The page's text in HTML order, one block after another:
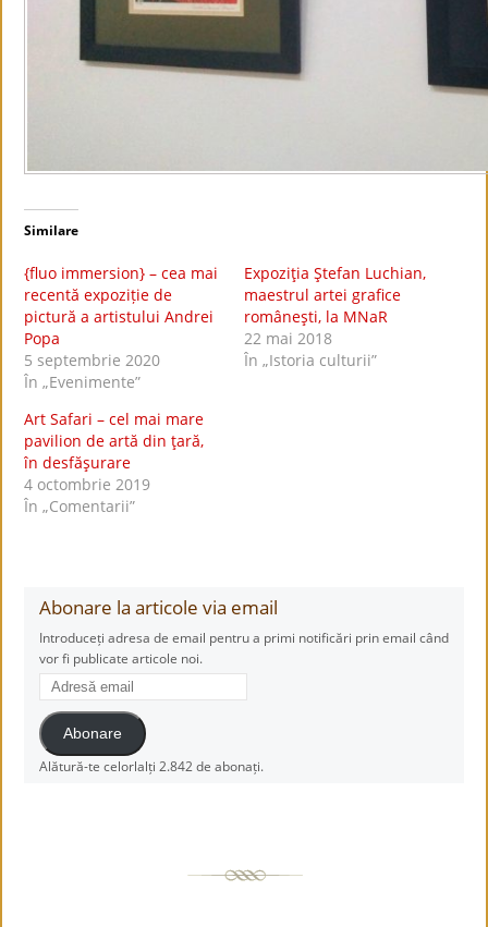
Similare
{fluo immersion} – cea mai
recentă expoziție de
pictură a artistului Andrei
Popa
5 septembrie 2020
În „Evenimente”
Expoziţia Ştefan Luchian,
maestrul artei grafice
româneşti, la MNaR
22 mai 2018
În „Istoria culturii”
Art Safari – cel mai mare
pavilion de artă din ţară,
în desfăşurare
4 octombrie 2019
În „Comentarii”
Abonare la articole via email
Introduceți adresa de email pentru a primi notificări prin email când
vor fi publicate articole noi.
Adresă
email
Abonare
Alătură-te celorlalți 2.842 de abonați.